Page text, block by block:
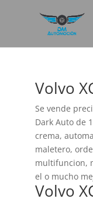
Volvo
Se vende
Dark Auto de
crema,
maletero,
multifuncion,
el o mucho
Volvo